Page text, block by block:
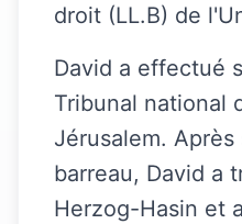
droit (LL.B) de
David a effectué
Tribunal national
Jérusalem. Après
barreau, David a
Herzog-Hasin et